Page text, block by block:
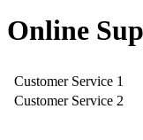
Online
Customer Service 1
Customer Service 2